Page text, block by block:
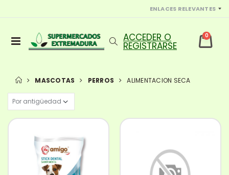
ENLACES RELEVANTES
0
MASCOTAS PERROS ALIMENTACION SECA